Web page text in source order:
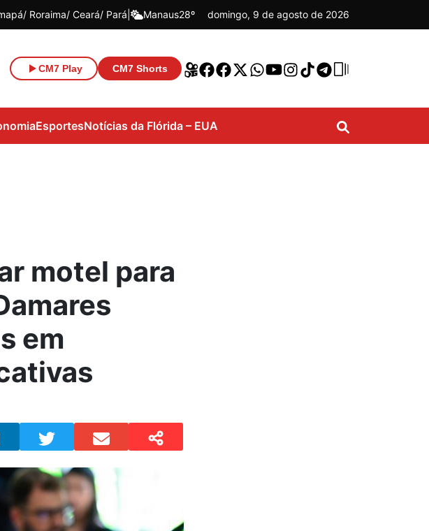
Roraima Ceará Pará Manaus28º domingo, 9 de agosto de 2026
CM7 Play CM7 Shorts
EsportesNotícias da Flórida – EUA
motel para
em